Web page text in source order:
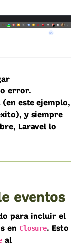
o error.
este ejemplo,
y siempre
Laravel lo
eventos
para incluir el
en Closure. Esto
al